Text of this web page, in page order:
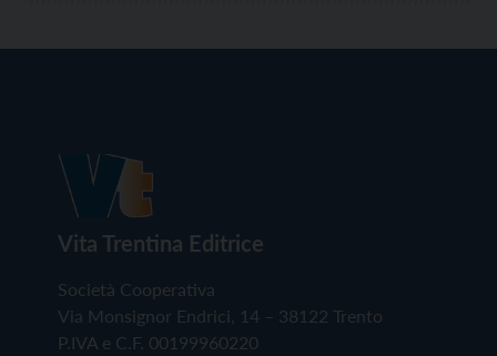
Vita Trentina Editrice
Società Cooperativa
Via Monsignor Endrici, 14 – 38122 Trento
P.IVA e C.F. 00199960220